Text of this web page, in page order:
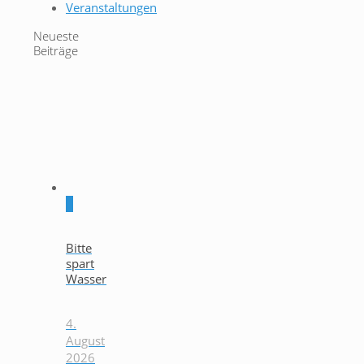
Veranstaltungen
Neueste
Beiträge
Bitte
spart
Wasser
4.
August
2026